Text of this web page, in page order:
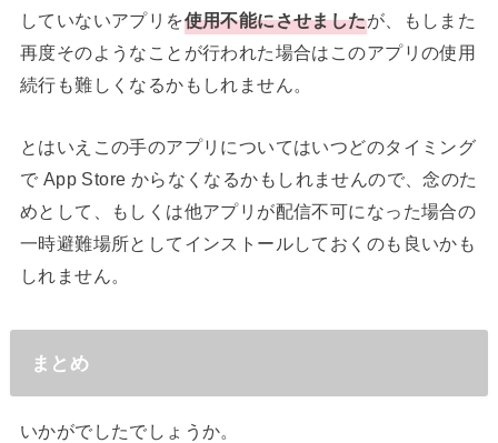
していないアプリを使用不能にさせましたが、もしまた
再度そのようなことが行われた場合はこのアプリの使用
続行も難しくなるかもしれません。
とはいえこの手のアプリについてはいつどのタイミング
で App Store からなくなるかもしれませんので、念のた
めとして、もしくは他アプリが配信不可になった場合の
一時避難場所としてインストールしておくのも良いかも
しれません。
まとめ
いかがでしたでしょうか。